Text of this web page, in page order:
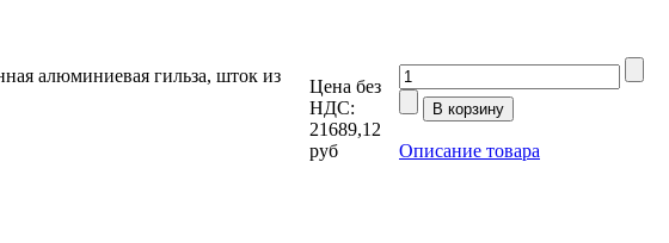
алюминиевая гильза, шток из
Цена без
НДС:
21689,12
руб
Описание товара